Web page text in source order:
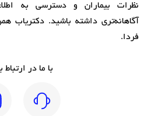
نظرات بیماران و دسترسی به
آگاهانه‌تری داشته باشید. دکتریاب
فردا.
با ما در ارتباط